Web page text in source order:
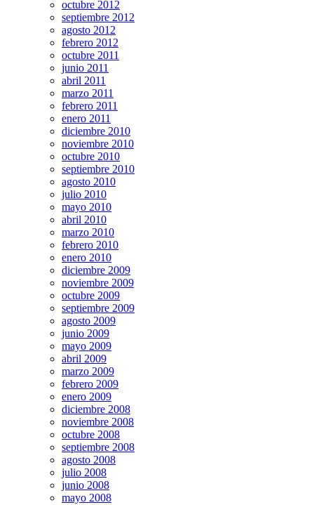
octubre 2012
septiembre 2012
agosto 2012
febrero 2012
octubre 2011
junio 2011
abril 2011
marzo 2011
febrero 2011
enero 2011
diciembre 2010
noviembre 2010
octubre 2010
septiembre 2010
agosto 2010
julio 2010
mayo 2010
abril 2010
marzo 2010
febrero 2010
enero 2010
diciembre 2009
noviembre 2009
octubre 2009
septiembre 2009
agosto 2009
junio 2009
mayo 2009
abril 2009
marzo 2009
febrero 2009
enero 2009
diciembre 2008
noviembre 2008
octubre 2008
septiembre 2008
agosto 2008
julio 2008
junio 2008
mayo 2008